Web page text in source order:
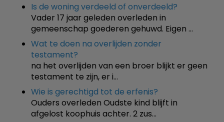
Is de woning verdeeld of onverdeeld?
Vader 17 jaar geleden overleden in
gemeenschap goederen gehuwd. Eigen …
Wat te doen na overlijden zonder
testament?
na het overlijden van een broer blijkt er geen
testament te zijn, er i…
Wie is gerechtigd tot de erfenis?
Ouders overleden Oudste kind blijft in
afgelost koophuis achter. 2 zus…